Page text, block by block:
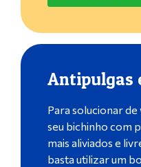
Antipulgas
Para solucionar
seu bichinho com
mais aliviados e
basta utilizar um